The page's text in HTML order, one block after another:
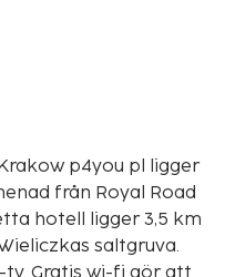
pl ligger
från Royal Road
saltgruva.